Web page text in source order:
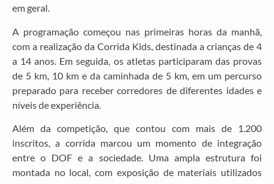
em geral.
A programação começou nas primeiras horas da manhã,
com a realização da Corrida Kids, destinada a crianças de 4
a 14 anos. Em seguida, os atletas participaram das provas
de 5 km, 10 km e da caminhada de 5 km, em um percurso
preparado para receber corredores de diferentes idades e
níveis de experiência.
Além da competição, que contou com mais de 1.200
inscritos, a corrida marcou um momento de integração
entre o DOF e a sociedade. Uma ampla estrutura foi
montada no local, com exposição de materiais utilizados